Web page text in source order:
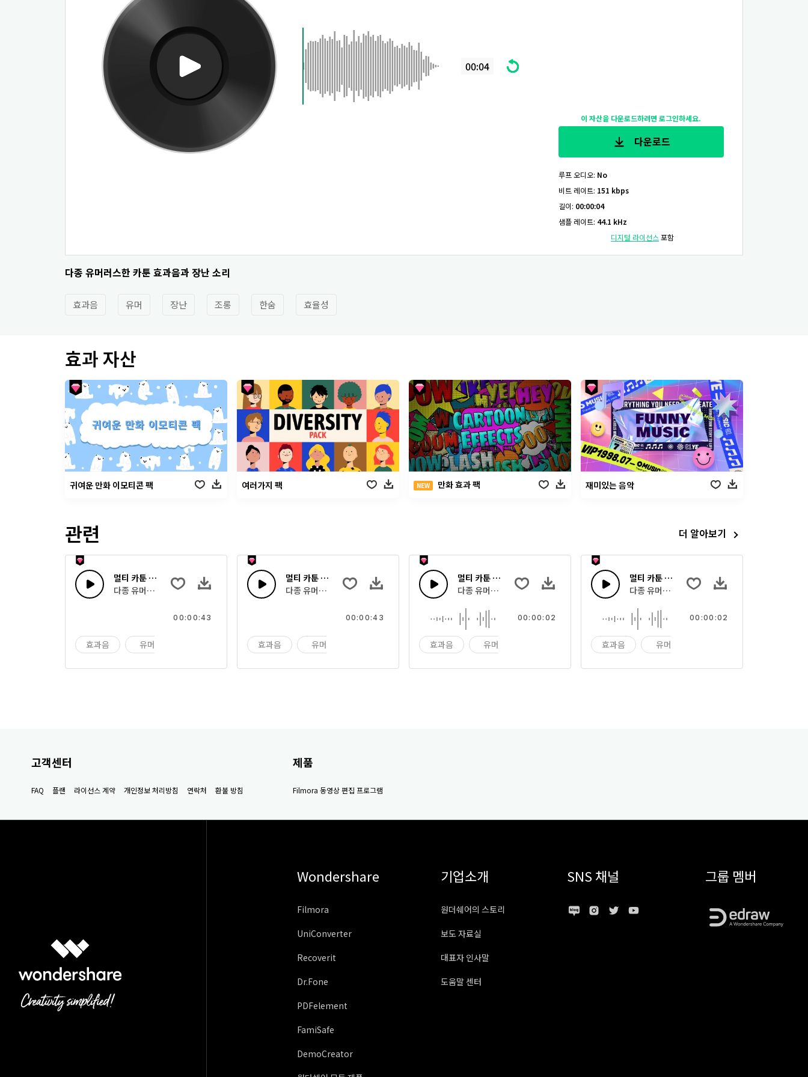
00:04
이 자산을 다운로드하려면 로그인하세요.
다운로드
루프 오디오: No
비트 레이트: 151 kbps
길이: 00:00:04
샘플 레이트: 44.1 kHz
디지털 라이선스 포함
다종 유머러스한 카툰 효과음과 장난 소리
효과음 유머 장난 조롱 한숨 효율성
효과 자산
귀여운 만화 이모티콘 팩 여러가지 팩 NEW 만화 효과 팩 재미있는 음악
관련 더 알아보기
멀티 카툰 사운드 50
다종 유머러스한 카툰 효과음과 장난 소리
효과음 유머
00:00:43
멀티 카툰 사운드 49
다종 유머러스한 카툰 효과음과 장난 소리
효과음 유머
00:00:43
멀티 카툰 사운드 48
다종 유머러스한 카툰 효과음과 장난 소리
효과음 유머
00:00:02
멀티 카툰 사운드 47
다종 유머러스한 카툰 효과음과 장난 소리
효과음 유머
00:00:02
고객센터
FAQ 플랜 라이선스 계약 개인정보 처리방침 연락처 환불 방침
제품
Filmora 동영상 편집 프로그램
Wondershare
Filmora
UniConverter
Recoverit
Dr.Fone
PDFelement
FamiSafe
DemoCreator
기업소개
원더쉐어의 스토리
보도 자료실
대표자 인사말
도움말 센터
SNS 채널 그룹 멤버